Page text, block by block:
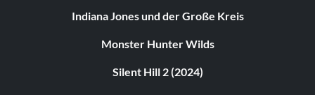
Indiana Jones und der Große Kreis
Monster Hunter Wilds
Silent Hill 2 (2024)